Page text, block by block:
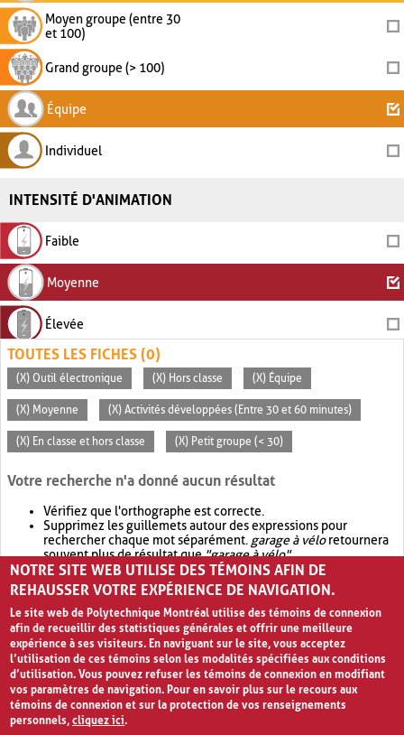
Moyen groupe (entre 30
et 100)
Grand groupe (> 100)
Équipe
Individuel
INTENSITÉ D'ANIMATION
Faible
Moyenne
Élevée
TOUTES LES FICHES (0)
(X) Outil électronique (X) Hors classe (X) Équipe
(X) Moyenne (X) Activités développées (Entre 30 et 60 minutes)
(X) En classe et hors classe (X) Petit groupe (< 30)
Votre recherche n'a donné aucun résultat
Vérifiez que l'orthographe est correcte.
Supprimez les guillemets autour des expressions pour
rechercher chaque mot séparément. garage à véloretournera
souvent plus de résultat que"garage à vélo".
Envisagez d'élargir votre recherche avec OR.garage OR vélo
retournera souvent plus de résultat quegarage à vélo
NOTRE SITE WEB UTILISE DES TÉMOINS AFIN DE
REHAUSSER VOTRE EXPÉRIENCE DE NAVIGATION.
Le site web de Polytechnique Montréal utilise des témoins de connexion
afin de recueillir des statistiques générales et offrir une meilleure
expérience à ses visiteurs. En naviguant sur le site, vous acceptez
l’utilisation de ces témoins selon les modalités spécifiées aux conditions
d’utilisation. Vous pouvez refuser les témoins de connexion en modifiant
vos paramètres de navigation. Pour en savoir plus sur le recours aux
témoins de connexion et sur la protection de vos renseignements
personnels,cliquez ici.